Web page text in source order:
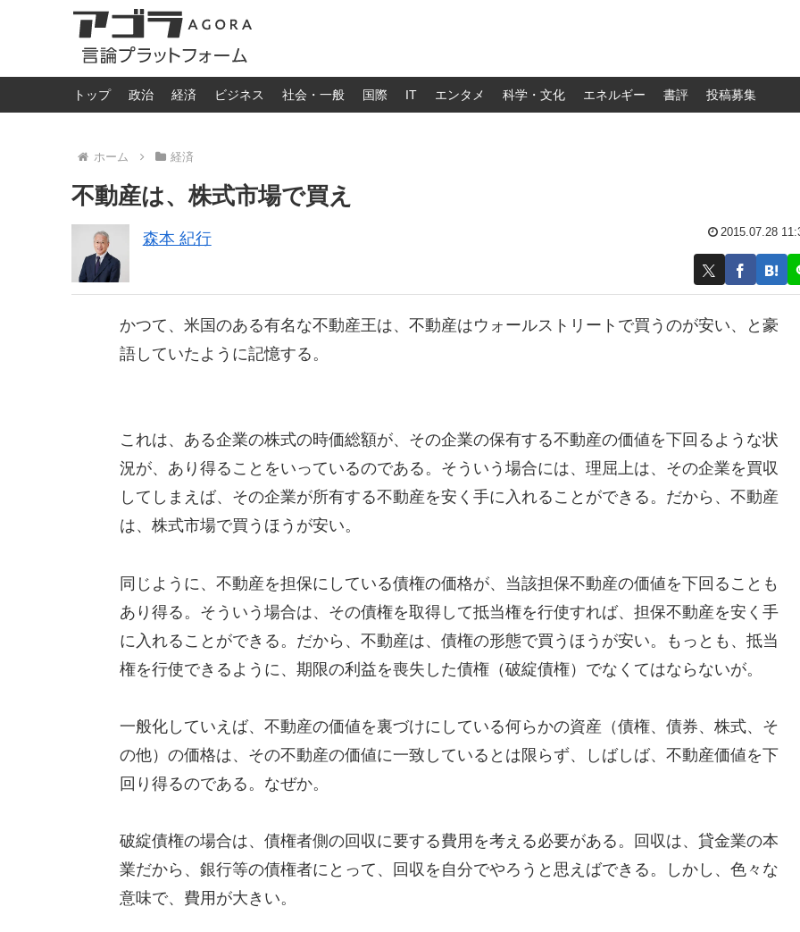
トップ 政治 経済 ビジネス 社会・一般 国際 IT エンタメ 科学・文化 エネルギー 書評 投稿募集
ホーム 経済
不動産は、株式市場で買え
森本 紀行 2015.07.28
かつて、米国のある有名な不動産王は、不動産はウォールストリートで買うのが安い、と豪
語していたように記憶する。
これは、ある企業の株式の時価総額が、その企業の保有する不動産の価値を下回るような状
況が、あり得ることをいっているのである。そういう場合には、理屈上は、その企業を買収
してしまえば、その企業が所有する不動産を安く手に入れることができる。だから、不動産
は、株式市場で買うほうが安い。
同じように、不動産を担保にしている債権の価格が、当該担保不動産の価値を下回ることも
あり得る。そういう場合は、その債権を取得して抵当権を行使すれば、担保不動産を安く手
に入れることができる。だから、不動産は、債権の形態で買うほうが安い。もっとも、抵当
権を行使できるように、期限の利益を喪失した債権（破綻債権）でなくてはならないが。
一般化していえば、不動産の価値を裏づけにしている何らかの資産（債権、債券、株式、そ
の他）の価格は、その不動産の価値に一致しているとは限らず、しばしば、不動産価値を下
回り得るのである。なぜか。
破綻債権の場合は、債権者側の回収に要する費用を考える必要がある。回収は、貸金業の本
業だから、銀行等の債権者にとって、回収を自分でやろうと思えばできる。しかし、色々な
意味で、費用が大きい。